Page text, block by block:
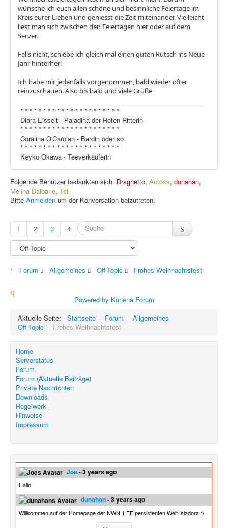
wünsche ich euch allen schöne und besinnliche Feiertage im
Kreis eurer Lieben und geniesst die Zeit miteinander. Vielleicht
liest man sich zwischen den Feiertagen hier oder auf dem
Server.
Falls nicht, schiebe ich gleich mal einen guten Rutsch ins Neue
Jahr hinterher!
Ich habe mir jedenfalls vorgenommen, bald wieder öfter
reinzuschauen. Also bis bald und viele Grüße
* * * * * * * * * * * * * * * * * * * * * *
Diara Eisselt - Paladina der Roten Ritterin
* * * * * * * * * * * * * * * * * * * * * *
Coralina O'Carolan - Bardin oder so
* * * * * * * * * * * * * * * * * * * * * *
Keyko Okawa - Teeverkäuferin
Folgende Benutzer bedankten sich: Draghetto, Antoss, dunahan,
Melina Dalbane, Tel
Bitte Anmelden um der Konversation beizutreten.
1 2 3 4
Forum Allgemeines Off-Topic Frohes Weihnachtsfest
Powered by Kunena Forum
Aktuelle Seite:
Startseite Forum
Allgemeines
Off-Topic
Frohes Weihnachtsfest
Home
Serverstatus
Forum
Forum (Aktuelle Beiträge)
Private Nachrichten
Downloads
Regelwerk
Hinweise
Impressum
Joe- 3 years ago
Hallo
dunahan- 3 years ago
Willkommen auf der Homepage der NWN 1 EE persistenten Welt Isladora :)